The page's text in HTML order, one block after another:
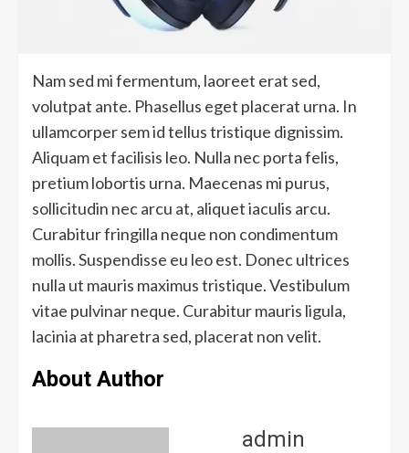
Nam sed mi fermentum, laoreet erat sed,
volutpat ante. Phasellus eget placerat urna. In
ullamcorper sem id tellus tristique dignissim.
Aliquam et facilisis leo. Nulla nec porta felis,
pretium lobortis urna. Maecenas mi purus,
sollicitudin nec arcu at, aliquet iaculis arcu.
Curabitur fringilla neque non condimentum
mollis. Suspendisse eu leo est. Donec ultrices
nulla ut mauris maximus tristique. Vestibulum
vitae pulvinar neque. Curabitur mauris ligula,
lacinia at pharetra sed, placerat non velit.
About Author
admin